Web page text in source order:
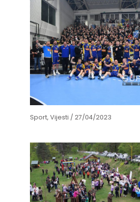
Sport,Vijesti /27/04/2023